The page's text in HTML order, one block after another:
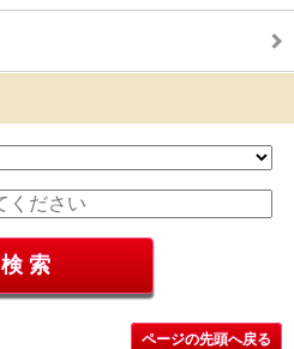
ページの先頭へ戻る